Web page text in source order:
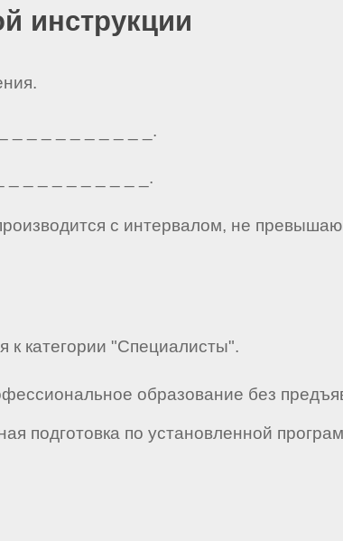
инструкции
_ _ _ _ _ _ _ _ _ _.
_ _ _ _ _ _ _ _ _ _.
с интервалом, не
к категории "Специалисты".
образование без
подготовка по установленной